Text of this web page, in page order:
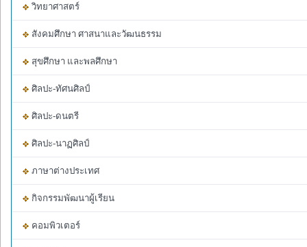
วิทยาศาสตร์
สังคมศึกษา ศาสนาและวัฒนธรรม
สุขศึกษา และพลศึกษา
ศิลปะ-ทัศนศิลป์
ศิลปะ-ดนตรี
ศิลปะ-นาฏศิลป์
ภาษาต่างประเทศ
กิจกรรมพัฒนาผู้เรียน
คอมพิวเตอร์